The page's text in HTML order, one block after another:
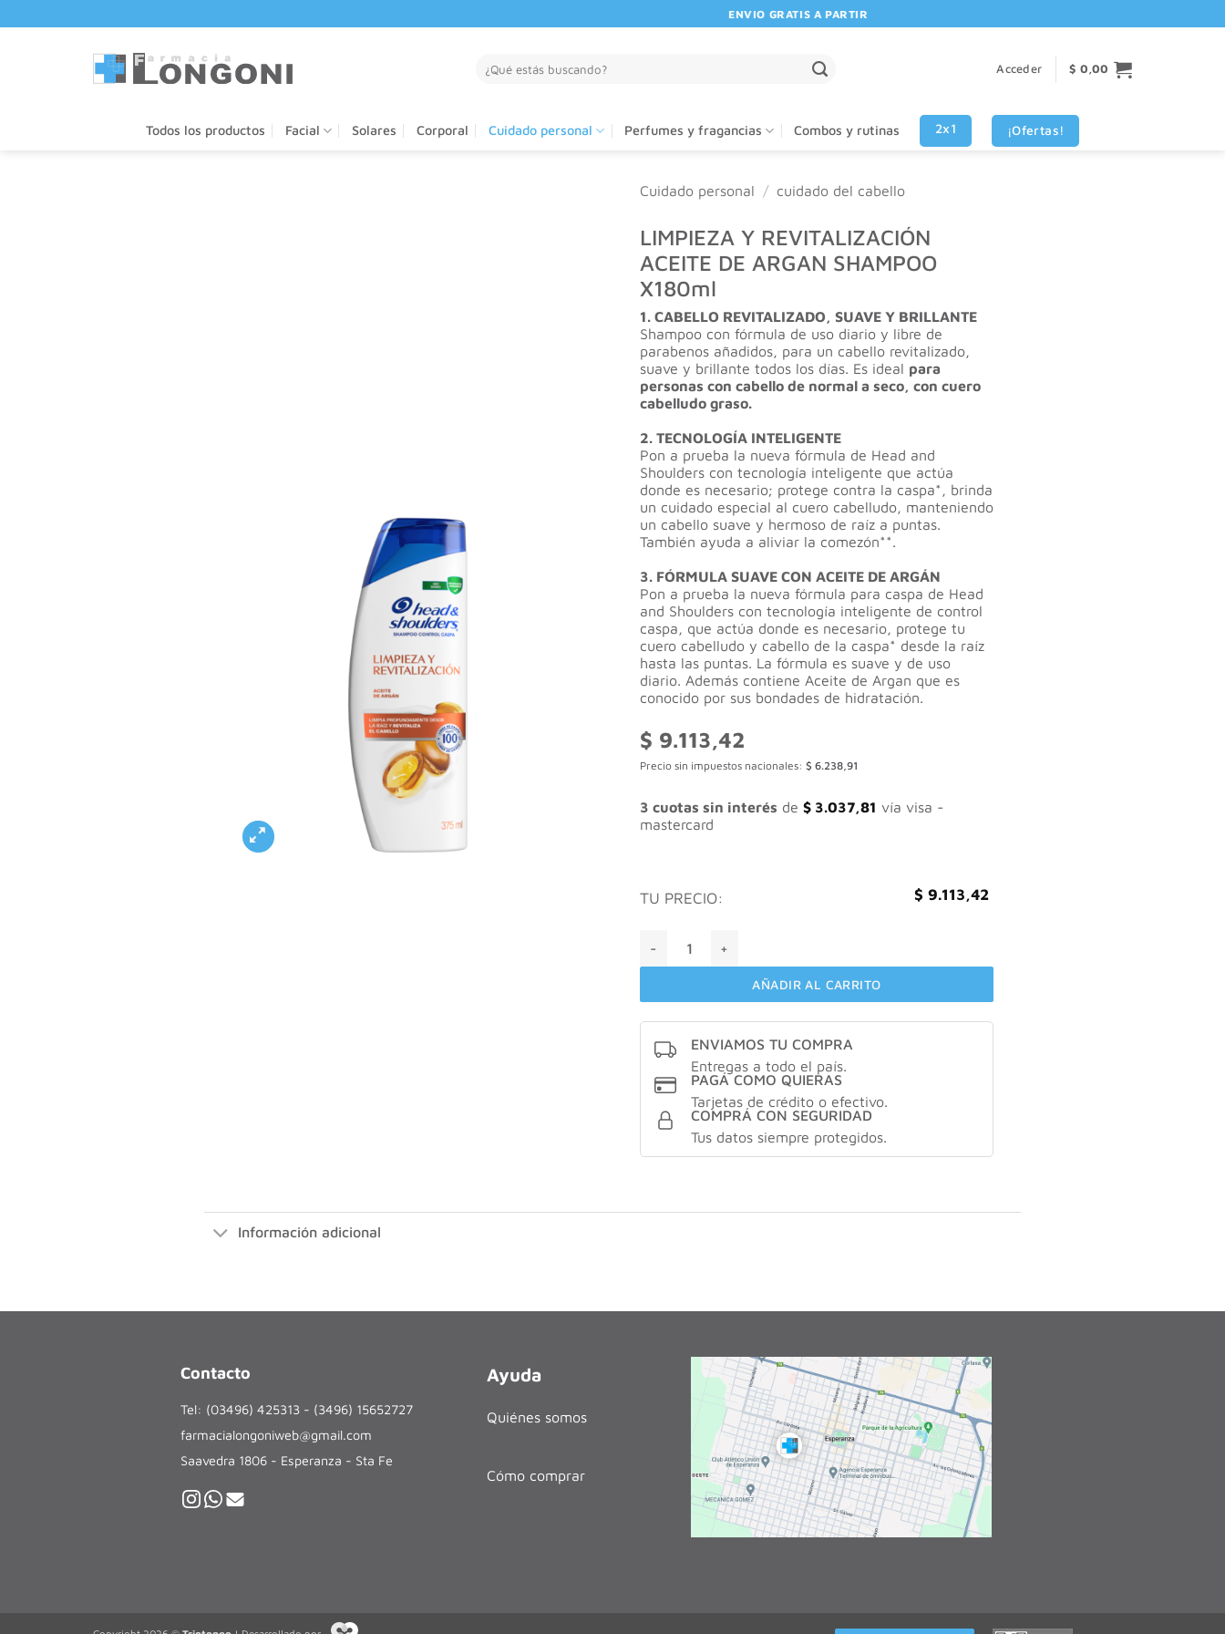
al
ENVIO GRATIS A PARTIR DE $80.000! 🚚 | 💳 3 CUOTAS SIN INTERES VISA - MASTERCARD
por:
Acceder $ 0,00
Todos los productos Facial Solares Corporal Cuidado personal Perfumes y fragancias Combos y rutinas 2x1 ¡Ofertas!
Cuidado personal / cuidado del cabello
LIMPIEZA Y REVITALIZACIÓN
ACEITE DE ARGAN SHAMPOO
X180ml
1. CABELLO REVITALIZADO, SUAVE Y BRILLANTE
Shampoo con fórmula de uso diario y libre de
parabenos añadidos, para un cabello revitalizado,
suave y brillante todos los días. Es ideal para
personas con cabello de normal a seco, con cuero
cabelludo graso.
2. TECNOLOGÍA INTELIGENTE
Pon a prueba la nueva fórmula de Head and
Shoulders con tecnología inteligente que actúa
donde es necesario; protege contra la caspa*, brinda
un cuidado especial al cuero cabelludo, manteniendo
un cabello suave y hermoso de raíz a puntas.
También ayuda a aliviar la comezón**.
3. FÓRMULA SUAVE CON ACEITE DE ARGÁN
Pon a prueba la nueva fórmula para caspa de Head
and Shoulders con tecnología inteligente de control
caspa, que actúa donde es necesario, protege tu
cuero cabelludo y cabello de la caspa* desde la raíz
hasta las puntas. La fórmula es suave y de uso
diario. Además contiene Aceite de Argan que es
conocido por sus bondades de hidratación.
$ 9.113,42
Precio sin impuestos nacionales: $ 6.238,91
3 cuotas sin interés de $ 3.037,81 vía visa -
mastercard
TU PRECIO: $ 9.113,42
AÑADIR AL CARRITO
ENVIAMOS TU COMPRA
Entregas a todo el país.
PAGÁ COMO QUIERAS
Tarjetas de crédito o efectivo.
COMPRÁ CON SEGURIDAD
Tus datos siempre protegidos.
Información adicional
Contacto
Tel: (03496) 425313 - (3496) 15652727
farmacialongoniweb@gmail.com
Saavedra 1806 - Esperanza - Sta Fe
Ayuda
Quiénes somos
Cómo comprar